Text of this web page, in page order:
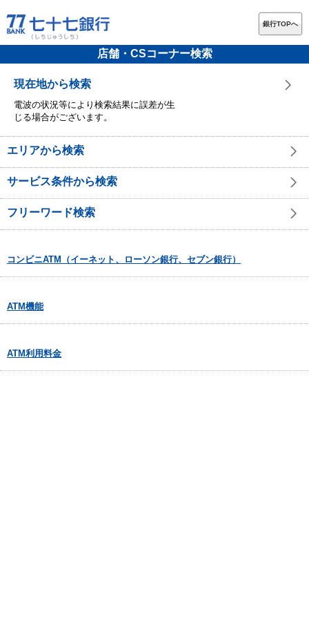
銀行TOPへ
店舗・CSコーナー検索
現在地から検索
電波の状況等により検索結果に誤差が生
じる場合がございます。
エリアから検索
サービス条件から検索
フリーワード検索
コンビニATM（イーネット、ローソン銀行、セブン銀行）
ATM機能
ATM利用料金